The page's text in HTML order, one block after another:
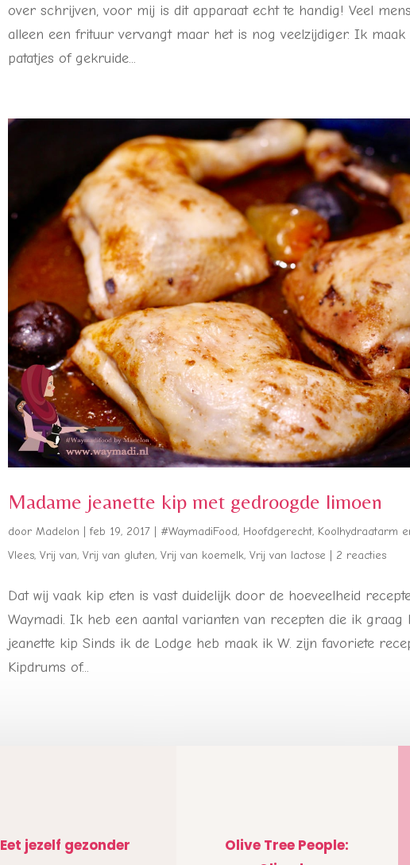
over schrijven, voor mij is dit apparaat echt te handig! Veel
alleen een frituur vervangt maar het is nog veelzijdiger. Ik
patatjes of gekruide...
Madame jeanette kip met gedroogde limoen
doorMadelon |feb 19, 2017 #WaymadiFood, Hoofdgerecht, Koolhydraatarm
Vlees,Vrij van,Vrij van gluten,Vrij van koemelk,Vrij van lactose 2 reacties
Dat wij vaak kip eten is vast duidelijk door de hoeveelheid
Waymadi. Ik heb een aantal varianten van recepten die ik graag
jeanette kip Sinds ik de Lodge heb maak ik W. zijn favoriete
Kipdrums of...
Eet jezelf gezonder
Olive Tree People: